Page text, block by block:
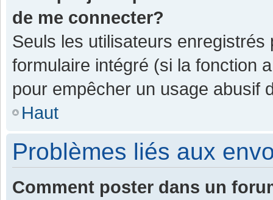
de me connecter?
Seuls les utilisateurs enregistrés
formulaire intégré (si la fonction
pour empêcher un usage abusif
Haut
Problèmes liés aux
Comment poster dans un